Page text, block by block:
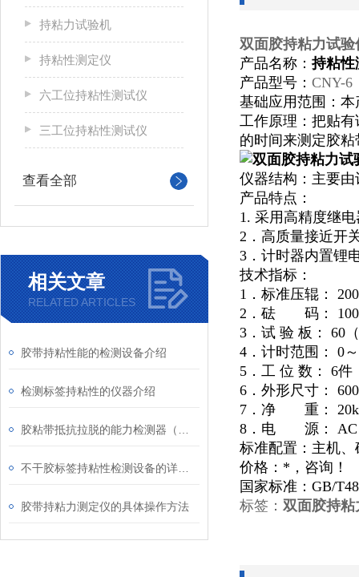
持粘力试验机
持粘性测定仪
六工位持粘性测试仪
三工位持粘性测试仪
查看全部
相关文章
RELATED ARTICLES
胶带持粘性能的检测设备介绍
检测标签持粘性的仪器介绍
胶带持粘力测定仪的具体操作方法
双面胶持粘力试验
产品名称： 持粘性
产品型号： CNY-6
基础应用范围：
工作原理：把贴
的时间来测定胶
仪器结构：主要
产品特点：
1. 采用高精度继
2．高质量接近开
3．计时器内置锂
技术指标：
1．标准压辊：
2．砝 码：
3．试 验 板： 60 （
4．计时范围： 0
5．工 位 数： 6件
6．外形尺寸：
7．净 重：
8．电 源： AC
标准配置：主机
价格：*，咨询！
国家标准：GB/
标签： 双面胶持粘